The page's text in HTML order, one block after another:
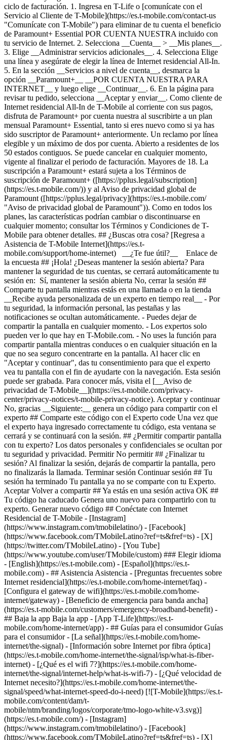
ciclo de facturación. 1. Ingresa en T-Life o [comunícate con el
Servicio al Cliente de T-Mobile](https://es.t-mobile.com/contact-us
"Comunícate con T-Mobile") para eliminar de tu cuenta el beneficio
de Paramount+ Essential POR CUENTA NUESTRA incluido con
tu servicio de Internet. 2. Selecciona __Cuenta__ > __Mis planes__.
3. Elige __Administrar servicios adicionales__. 4. Selecciona Elige
una línea y asegúrate de elegir la línea de Internet residencial All-In.
5. En la sección __Servicios a nivel de cuenta__, desmarca la
opción __Paramount+__ __POR CUENTA NUESTRA PARA
INTERNET__ y luego elige __Continuar__. 6. En la página para
revisar tu pedido, selecciona __Aceptar y enviar__. Como cliente de
Internet residencial All-In de T-Mobile al corriente con sus pagos,
disfruta de Paramount+ por cuenta nuestra al suscribirte a un plan
mensual Paramount+ Essential, tanto si eres nuevo como si ya has
sido suscriptor de Paramount+ anteriormente. Un reclamo por línea
elegible y un máximo de dos por cuenta. Abierto a residentes de los
50 estados contiguos. Se puede cancelar en cualquier momento,
vigente al finalizar el periodo de facturación. Mayores de 18. La
suscripción a Paramount+ estará sujeta a los Términos de
suscripción de Paramount+ ([https://pplus.legal/subscription]
(https://es.t-mobile.com/)) y al Aviso de privacidad global de
Paramount ([https://pplus.legal/privacy](https://es.t-mobile.com/
"Aviso de privacidad global de Paramount")). Como en todos los
planes, las características podrían cambiar o discontinuarse en
cualquier momento; consultar los Términos y Condiciones de T-
Mobile para obtener detalles. ## ¿Buscas otra cosa? [Regresa a
Asistencia de T-Mobile Internet](https://es.t-
mobile.com/support/home-internet) __¿Te fue útil?__ Enlace de
la encuesta ## ¡Hola! ¿Deseas mantener la sesión abierta? Para
mantener la seguridad de tus cuentas, se cerrará automáticamente tu
sesión en: Sí, mantener la sesión abierta No, cerrar la sesión ##
Comparte tu pantalla mientras estás en una llamada o en la tienda
__Recibe ayuda personalizada de un experto en tiempo real__ - Por
tu seguridad, la información personal, las pestañas y las
notificaciones se ocultan automáticamente. - Puedes dejar de
compartir la pantalla en cualquier momento. - Los expertos solo
pueden ver lo que hay en T-Mobile.com. - No uses la función para
compartir pantalla mientras conduces o en cualquier situación en la
que no sea seguro concentrarte en la pantalla. Al hacer clic en
"Aceptar y continuar", das tu consentimiento para que el experto
vea tu pantalla con el fin de ayudarte con la navegación. Esta sesión
puede ser grabada. Para conocer más, visita el [__Aviso de
privacidad de T-Mobile__](https://es.t-mobile.com/privacy-
center/privacy-notices/t-mobile-privacy-notice). Aceptar y continuar
No, gracias __Siguiente:__ genera un código para compartir con el
experto ## Comparte este código con el Experto code Una vez que
el experto haya ingresado correctamente tu código, esta ventana se
cerrará y se continuará con la sesión. ## ¿Permitir compartir pantalla
con tu experto? Los datos personales y confidenciales se ocultan por
tu seguridad y privacidad. Permitir No permitir ## ¿Finalizar tu
sesión? Al finalizar la sesión, dejarás de compartir la pantalla, pero
no finalizarás la llamada. Terminar sesión Continuar sesión ## Tu
sesión ha terminado Tu pantalla ya no se comparte con tu Experto.
Aceptar Volver a compartir ## Ya estás en una sesión activa OK ##
Tu código ha caducado Genera uno nuevo para compartirlo con tu
experto. Generar nuevo código ## Conéctate con Internet
Residencial de T-Mobile - [Instagram]
(https://www.instagram.com/tmobilelatino/) - [Facebook]
(https://www.facebook.com/TMobileLatino?ref=ts&fref=ts) - [X]
(https://twitter.com/TMobileLatino) - [You Tube]
(https://www.youtube.com/user/TMobile/custom) ### Elegir idioma
- [English](https://es.t-mobile.com) - [Español](https://es.t-
mobile.com) - ## Asistencia Asistencia - [Preguntas frecuentes sobre
Internet residencial](https://es.t-mobile.com/home-internet/faq) -
[Configura el gateway de wifi](https://es.t-mobile.com/home-
internet/gateway) - [Beneficio de emergencia para banda ancha]
(https://es.t-mobile.com/customers/emergency-broadband-benefit) -
## Baja la app Baja la app - [App T-Life](https://es.t-
mobile.com/home-internet/app) - ## Guías para el consumidor Guías
para el consumidor - [La señal](https://es.t-mobile.com/home-
internet/the-signal) - [Información sobre Internet por fibra óptica]
(https://es.t-mobile.com/home-internet/the-signal/isp/what-is-fiber-
internet) - [¿Qué es el wifi 7?](https://es.t-mobile.com/home-
internet/the-signal/internet-help/what-is-wifi-7) - [¿Qué velocidad de
Internet necesito?](https://es.t-mobile.com/home-internet/the-
signal/speed/what-internet-speed-do-i-need) [![T-Mobile](https://es.t-
mobile.com/content/dam/t-
mobile/ntm/branding/logos/corporate/tmo-logo-white-v3.svg)]
(https://es.t-mobile.com/) - [Instagram]
(https://www.instagram.com/tmobilelatino/) - [Facebook]
(https://www.facebook.com/TMobileLatino?ref=ts&fref=ts) - [X]